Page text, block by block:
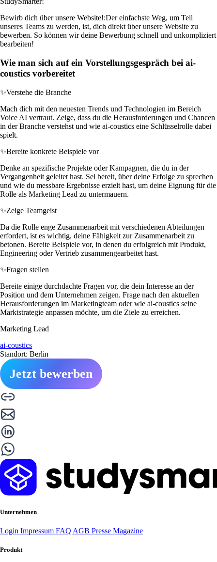
Bewirb dich über unsere Website!:Der einfachste Weg, um Teil
unseres Teams zu werden, ist, dich direkt über unsere Website zu
bewerben. So können wir deine Bewerbung schnell und unkompliziert
bearbeiten!
Wie man sich auf ein Vorstellungsgespräch bei ai-
coustics vorbereitet
✨Verstehe die Branche
Mach dich mit den neuesten Trends und Technologien im Bereich
Voice AI vertraut. Zeige, dass du die Herausforderungen und Chancen
in der Branche verstehst und wie ai-coustics eine Schlüsselrolle dabei
spielt.
✨Bereite konkrete Beispiele vor
Denke an spezifische Projekte oder Kampagnen, die du in der
Vergangenheit geleitet hast. Sei bereit, über deine Erfolge zu sprechen
und wie du messbare Ergebnisse erzielt hast, um deine Eignung für die
Rolle als Marketing Lead zu untermauern.
✨Zeige Teamgeist
Da die Rolle enge Zusammenarbeit mit verschiedenen Abteilungen
erfordert, ist es wichtig, deine Fähigkeit zur Zusammenarbeit zu
betonen. Bereite Beispiele vor, in denen du erfolgreich mit Produkt,
Engineering oder Vertrieb zusammengearbeitet hast.
✨Fragen stellen
Bereite einige durchdachte Fragen vor, die dein Interesse an der
Position und dem Unternehmen zeigen. Frage nach den aktuellen
Herausforderungen im Marketingteam oder wie ai-coustics seine
Marktstrategie anpassen möchte, um die Ziele zu erreichen.
Marketing Lead
ai-coustics
Standort: Berlin
Jetzt bewerben
Unternehmen
Login Impressum FAQ AGB Presse Magazine
Produkt